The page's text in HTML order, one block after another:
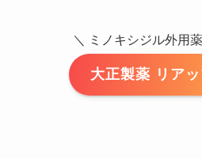
＼ ミノキシジル外用
大正製薬 リア